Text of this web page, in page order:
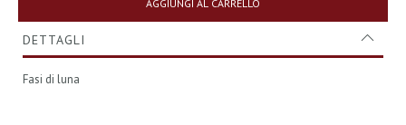
AGGIUNGI AL CARRELLO
DETTAGLI
Fasi di luna